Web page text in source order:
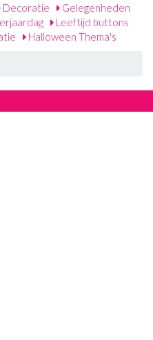
Decoratie
Gelegenheden
Leeftijd buttons
Halloween Thema's